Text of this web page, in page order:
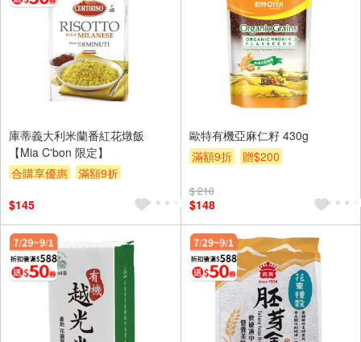
庫蒂義大利米蘭番紅花燉飯
【Mia C'bon 限定】
合購享優惠
滿額9折
$145
歐特有機亞麻仁籽 430g
滿額9折
贈$200
$ 210
$148